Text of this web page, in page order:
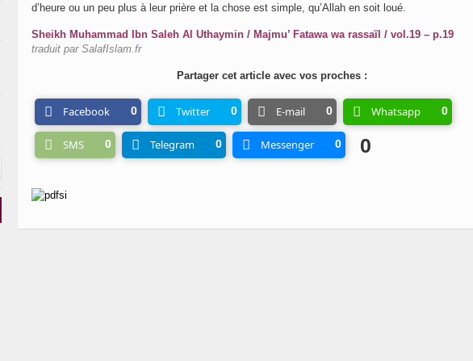
d’heure ou un peu plus à leur prière et la chose est simple, qu’Allah en soit loué.
Sheikh Muhammad Ibn Saleh Al Uthaymin / Majmu’ Fatawa wa rassaïl / vol.19 – p.19
traduit par SalafIslam.fr
Partager cet article avec vos proches :
Facebook 0 Twitter 0 E-mail 0 Whatsapp 0
SMS 0 Telegram 0 Messenger 0 0